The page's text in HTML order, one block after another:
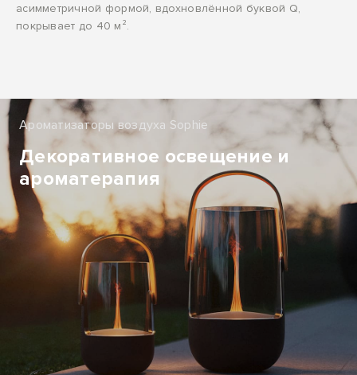
асимметричной формой, вдохновлённой буквой Q,
покрывает до 40 м².
Ароматизаторы воздуха Sophie
Декоративное освещение и
ароматерапия